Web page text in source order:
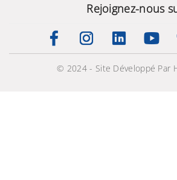
Barre de son incurvée
6.1 300W
Rejoignez-nous
© 2024 - Site Développé Par